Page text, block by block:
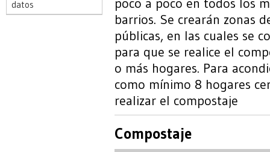
datos
poco a poco en todos los
barrios. Se crearán zonas
públicas, en las cuales se
para que se realice el
o más hogares. Para
como mínimo 8 hogares
realizar el compostaje
Compostaje